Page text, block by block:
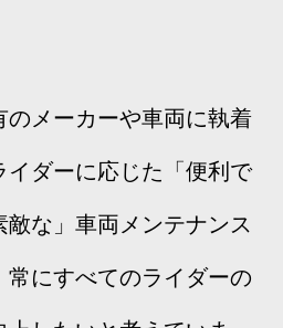
のメーカーや車両に執着
イダーに応じた「便利で
な」車両メンテナンス
常にすべてのライダーの